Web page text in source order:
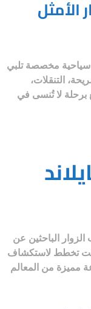
الأمثل
سياحية مخصصة تلبي
التنقلات،
برحلة لا تُنسى في
الباحثين عن
كنت تخطط لاستكشاف
مميزة من المعالم